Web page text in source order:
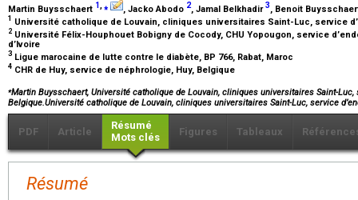
Martin Buysschaert 1,⁎ , Jacko Abodo 2, Jamal Belkhadir3, Benoit
1 Université catholique de Louvain, cliniques universitaires Saint-Luc, service
2 Université Félix-Houphouet Bobigny de Cocody, CHU Yopougon, service
d’Ivoire
3 Ligue marocaine de lutte contre le diabète, BP 766, Rabat, Maroc
4 CHR de Huy, service de néphrologie, Huy, Belgique
⁎Martin Buysschaert, Université catholique de Louvain, cliniques universitaires Saint-Luc,
Belgique.Université catholique de Louvain, cliniques universitaires Saint-Luc, service
PDF Article
Résumé
Mots clés
Figures Tableaux
Résumé